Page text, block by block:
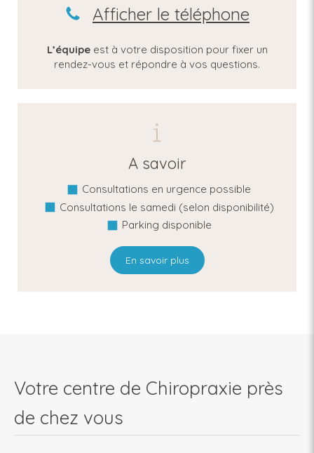
Afficher le téléphone
L’équipeest à votre disposition pour fixer un
rendez-vous et répondre à vos questions.
A savoir
Consultations en urgence possible
Consultations le samedi (selon disponibilité)
Parking disponible
En savoir plus
Votre centre de Chiropraxie près
de chez vous